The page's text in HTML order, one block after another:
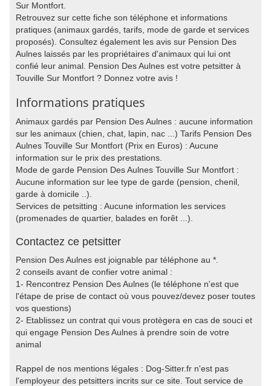
Sur Montfort.
Retrouvez sur cette fiche son téléphone et informations
pratiques (animaux gardés, tarifs, mode de garde et services
proposés). Consultez également les avis sur Pension Des
Aulnes laissés par les propriétaires d'animaux qui lui ont
confié leur animal. Pension Des Aulnes est votre petsitter à
Touville Sur Montfort ? Donnez votre avis !
Informations pratiques
Animaux gardés par Pension Des Aulnes : aucune information
sur les animaux (chien, chat, lapin, nac ...) Tarifs Pension Des
Aulnes Touville Sur Montfort (Prix en Euros) : Aucune
information sur le prix des prestations.
Mode de garde Pension Des Aulnes Touville Sur Montfort :
Aucune information sur lee type de garde (pension, chenil,
garde à domicile ..).
Services de petsitting : Aucune information les services
(promenades de quartier, balades en forêt ...).
Contactez ce petsitter
Pension Des Aulnes est joignable par téléphone au *.
2 conseils avant de confier votre animal :
1- Rencontrez Pension Des Aulnes (le téléphone n'est que
l'étape de prise de contact où vous pouvez/devez poser toutes
vos questions)
2- Etablissez un contrat qui vous protègera en cas de souci et
qui engage Pension Des Aulnes à prendre soin de votre
animal
Rappel de nos mentions légales : Dog-Sitter.fr n'est pas
l'employeur des petsitters incrits sur ce site. Tout service de